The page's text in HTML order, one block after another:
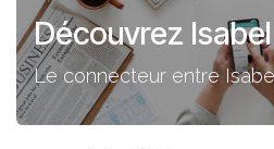
Découvrez
Le connecteur entre